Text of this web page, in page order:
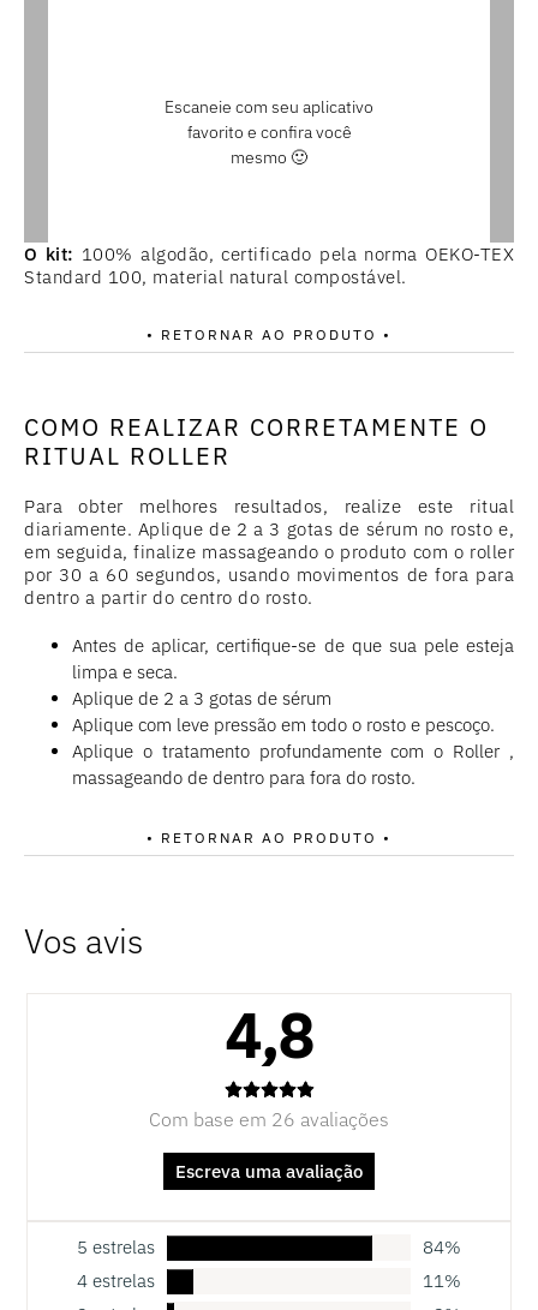
Escaneie com seu aplicativo
favorito e confira você
mesmo 🙂
O kit: 100% algodão, certificado pela norma OEKO-TEX
Standard 100, material natural compostável.
• RETORNAR AO PRODUTO •
COMO REALIZAR CORRETAMENTE O
RITUAL ROLLER
Para obter melhores resultados, realize este ritual
diariamente. Aplique de 2 a 3 gotas de sérum no rosto e,
em seguida, finalize massageando o produto com o roller
por 30 a 60 segundos, usando movimentos de fora para
dentro a partir do centro do rosto.
Antes de aplicar, certifique-se de que sua pele esteja
limpa e seca.
Aplique de 2 a 3 gotas de sérum
Aplique com leve pressão em todo o rosto e pescoço.
Aplique o tratamento profundamente com o Roller ,
massageando de dentro para fora do rosto.
• RETORNAR AO PRODUTO •
4,8
Com base em 26 avaliações
Escreva uma avaliação
5 estrelas
84%
4 estrelas
11%